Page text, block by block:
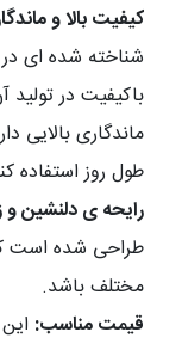
کیفیت بالا و
شناخته شده ای
باکیفیت در
ماندگاری بالایی
طول روز استفاده
رایحه ی دلنشین و
طراحی شده است
مختلف باشد.
قیمت مناسب: